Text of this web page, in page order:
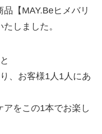
【MAY.Beヒメバリ
しました。
、お客様1人1人にあ
をこの1本でお楽し